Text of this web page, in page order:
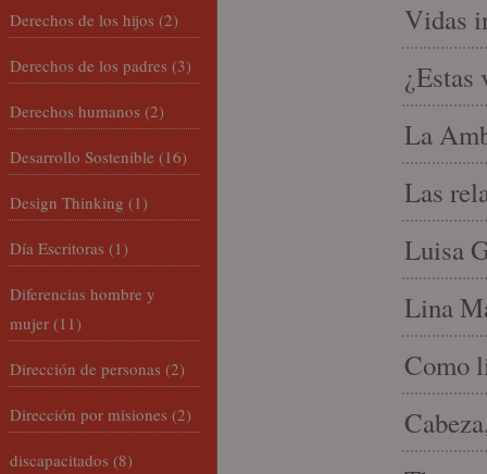
Vidas
¿Estas
La
Las
Luisa
Lina
Como
Derechos de los hijos (2)
Derechos de los padres (3)
Derechos humanos (2)
Desarrollo Sostenible (16)
Design Thinking (1)
Día Escritoras (1)
Diferencias hombre y
mujer (11)
Dirección de personas (2)
Dirección por misiones (2)
discapacitados (8)